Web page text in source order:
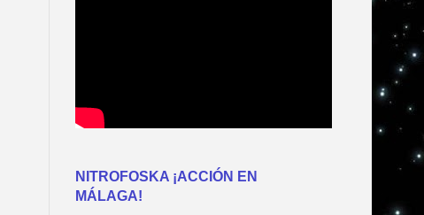
NITROFOSKA ¡ACCIÓN EN
MÁLAGA!